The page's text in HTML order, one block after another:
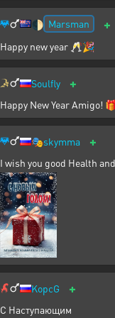
🌓 Marsman +
Happy new year 🥂🎉
Soulfly +
Happy New Year Amigo!
🎭skymma +
I wish you good Health
KopcG +
С Наступающим